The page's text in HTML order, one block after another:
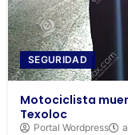
SEGURIDAD
Motociclista
Texoloc
Portal Wordpress